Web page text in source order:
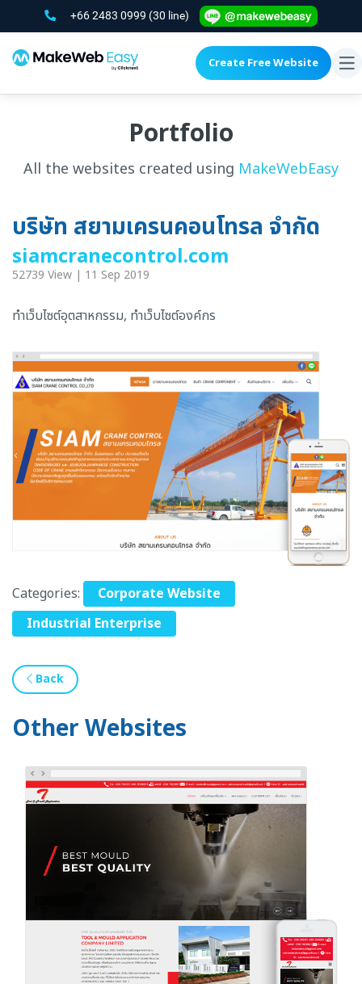
+66 2483 0999 (30 line)
Create Free Website
Portfolio
All the websites created using MakeWebEasy
บริษัท สยามเครนคอนโทรล จำกัด
siamcranecontrol.com
52739 View | 11 Sep 2019
ทำเว็บไซต์อุตสาหกรรม, ทำเว็บไซต์องค์กร
Categories:
Corporate Website
Industrial Enterprise
Back
Other Websites